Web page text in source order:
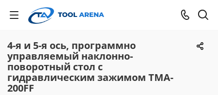
4-я и 5-я ось, программно
управляемый наклонно-
поворотный стол с
гидравлическим зажимом TMA-
200FF